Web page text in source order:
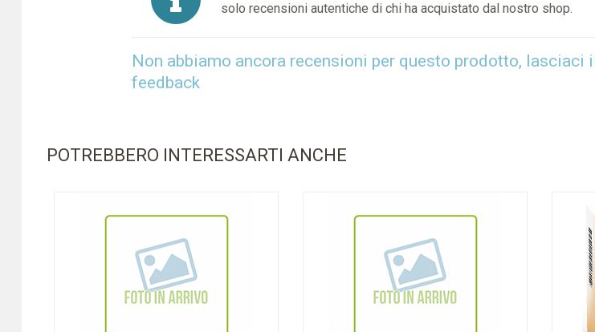
solo recensioni autentiche di chi ha acquistato dal nostro shop.
Non abbiamo ancora recensioni per questo prodotto, lasciaci
feedback
POTREBBERO INTERESSARTI ANCHE